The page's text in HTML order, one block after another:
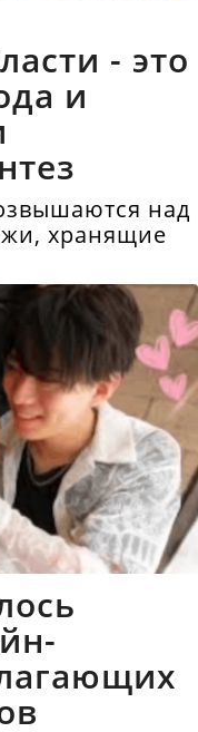
- это
и
над
хранящие